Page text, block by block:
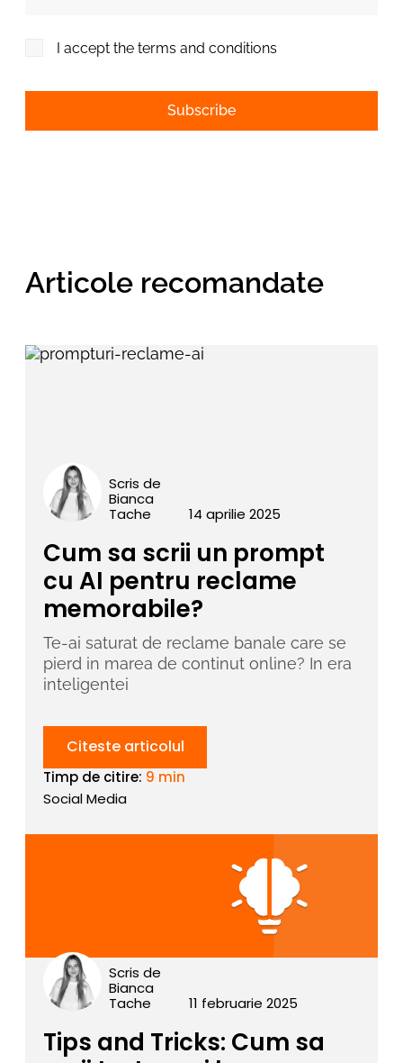
I accept the terms and conditions
Articole recomandate
Scris de
Bianca
Tache
14 aprilie 2025
Cum sa scrii un prompt
cu AI pentru reclame
memorabile?
Te-ai saturat de reclame banale care se
pierd in marea de continut online? In era
inteligentei
Citeste articolul
Timp de citire: 9 min
Social Media
Scris de
Bianca
Tache
11 februarie 2025
Tips and Tricks: Cum sa